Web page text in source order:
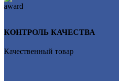
КОНТРОЛЬ КАЧЕСТВА
Качественный товар